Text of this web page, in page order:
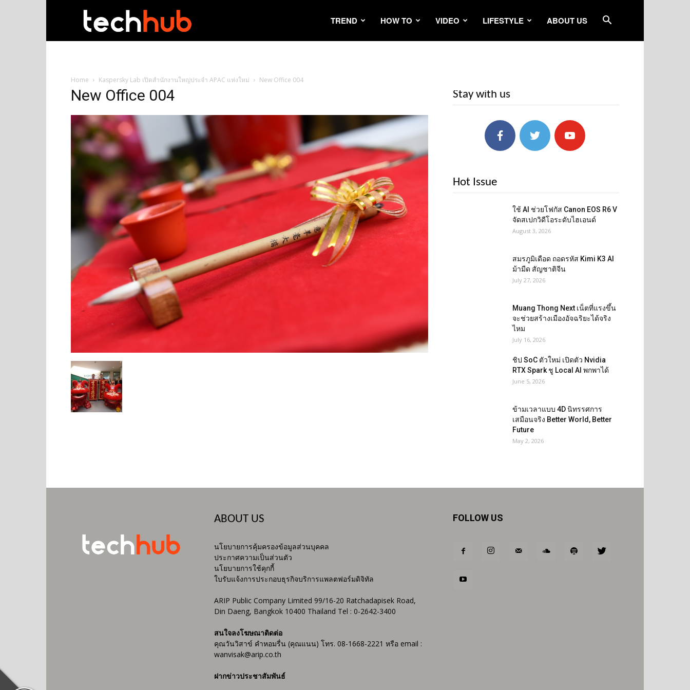
TREND HOW TO VIDEO LIFESTYLE ABOUT US
Home Kaspersky Lab เปิดสำนักงานใหญ่ประจำ APAC แห่งใหม่ New Office 004
New Office 004 Stay with us
Hot Issue
ใช้ AI ช่วยโฟกัส Canon EOS R6 V
จัดสเปกวิดีโอระดับไฮเอนด์
August 3, 2026
สมรภูมิเดือด ถอดรหัส Kimi K3 AI
ม้ามืด สัญชาติจีน
July 27, 2026
Muang Thong Next เน็ตที่แรงขึ้น
จะช่วยสร้างเมืองอัจฉริยะได้จริง
ไหม
July 16, 2026
ชิป SoC ตัวใหม่ เปิดตัว Nvidia
RTX Spark ชู Local AI พกพาได้
June 5, 2026
ข้ามเวลาแบบ 4D นิทรรศการ
เสมือนจริง Better World, Better
Future
May 2, 2026
ABOUT US
นโยบายการคุ้มครองข้อมูลส่วนบุคคล
ประกาศความเป็นส่วนตัว
นโยบายการใช้คุกกี้
ใบรับแจ้งการประกอบธุรกิจบริการแพลตฟอร์มดิจิทัล
ARIP Public Company Limited 99/16-20 Ratchadapisek Road,
Din Daeng, Bangkok 10400 Thailand Tel : 0-2642-3400
สนใจลงโฆษณาติดต่อ
คุณวันวิสาข์ คำหอมรื่น (คุณแนน) โทร. 08-1668-2221 หรือ email :
wanvisak@arip.co.th
ฝากข่าวประชาสัมพันธ์
FOLLOW US